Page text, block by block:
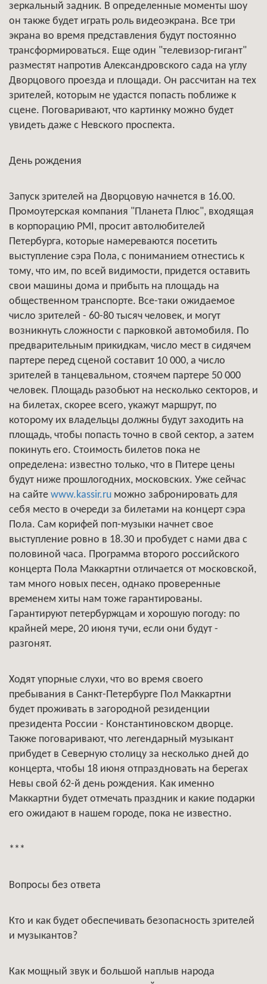
зеркальный задник. В определенные моменты шоу
он также будет играть роль видеоэкрана. Все три
экрана во время представления будут постоянно
трансформироваться. Еще один "телевизор-гигант"
разместят напротив Александровского сада на углу
Дворцового проезда и площади. Он рассчитан на тех
зрителей, которым не удастся попасть поближе к
сцене. Поговаривают, что картинку можно будет
увидеть даже с Невского проспекта.
День рождения
Запуск зрителей на Дворцовую начнется в 16.00.
Промоутерская компания "Планета Плюс", входящая
в корпорацию PMI, просит автолюбителей
Петербурга, которые намереваются посетить
выступление сэра Пола, с пониманием отнестись к
тому, что им, по всей видимости, придется оставить
свои машины дома и прибыть на площадь на
общественном транспорте. Все-таки ожидаемое
число зрителей - 60-80 тысяч человек, и могут
возникнуть сложности с парковкой автомобиля. По
предварительным прикидкам, число мест в сидячем
партере перед сценой составит 10 000, а число
зрителей в танцевальном, стоячем партере 50 000
человек. Площадь разобьют на несколько секторов, и
на билетах, скорее всего, укажут маршрут, по
которому их владельцы должны будут заходить на
площадь, чтобы попасть точно в свой сектор, а затем
покинуть его. Стоимость билетов пока не
определена: известно только, что в Питере цены
будут ниже прошлогодних, московских. Уже сейчас
на сайте www.kassir.ru можно забронировать для
себя место в очереди за билетами на концерт сэра
Пола. Сам корифей поп-музыки начнет свое
выступление ровно в 18.30 и пробудет с нами два с
половиной часа. Программа второго российского
концерта Пола Маккартни отличается от московской,
там много новых песен, однако проверенные
временем хиты нам тоже гарантированы.
Гарантируют петербуржцам и хорошую погоду: по
крайней мере, 20 июня тучи, если они будут -
разгонят.
Ходят упорные слухи, что во время своего
пребывания в Санкт-Петербурге Пол Маккартни
будет проживать в загородной резиденции
президента России - Константиновском дворце.
Также поговаривают, что легендарный музыкант
прибудет в Северную столицу за несколько дней до
концерта, чтобы 18 июня отпраздновать на берегах
Невы свой 62-й день рождения. Как именно
Маккартни будет отмечать праздник и какие подарки
его ожидают в нашем городе, пока не известно.
***
Вопросы без ответа
Кто и как будет обеспечивать безопасность зрителей
и музыкантов?
Как мощный звук и большой наплыв народа